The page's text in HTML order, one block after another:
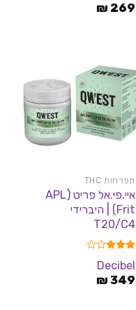
269
₪
תפרחות THC
איי.פי.אל פריט (APL
Frit) | היברידי
T20/C4
דורג
3.00
מתוך 5
Decibel
349
₪